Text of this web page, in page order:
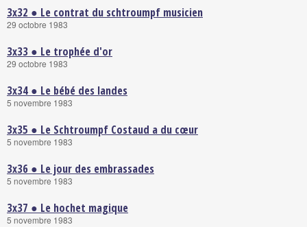
3x32 ● Le contrat du schtroumpf musicien
29 octobre 1983
3x33 ● Le trophée d'or
29 octobre 1983
3x34 ● Le bébé des landes
5 novembre 1983
3x35 ● Le Schtroumpf Costaud a du cœur
5 novembre 1983
3x36 ● Le jour des embrassades
5 novembre 1983
3x37 ● Le hochet magique
5 novembre 1983